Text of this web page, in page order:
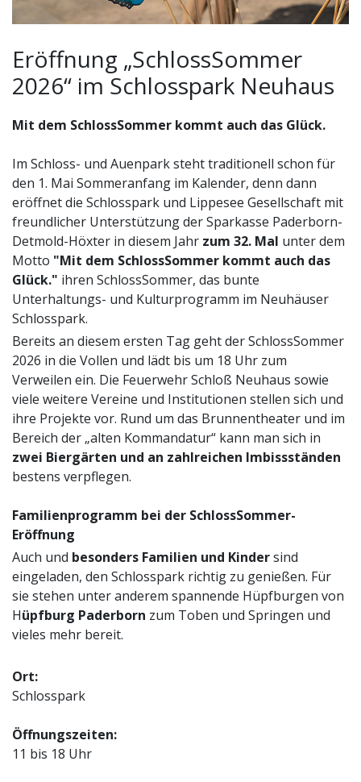
Eröffnung „SchlossSommer
2026“ im Schlosspark Neuhaus
Mit dem SchlossSommer kommt auch das Glück.
Im Schloss- und Auenpark steht traditionell schon für
den 1. Mai Sommeranfang im Kalender, denn dann
eröffnet die Schlosspark und Lippesee Gesellschaft mit
freundlicher Unterstützung der Sparkasse Paderborn-
Detmold-Höxter in diesem Jahr zum 32. Mal unter dem
Motto "Mit dem SchlossSommer kommt auch das
Glück." ihren SchlossSommer, das bunte
Unterhaltungs- und Kulturprogramm im Neuhäuser
Schlosspark.
Bereits an diesem ersten Tag geht der SchlossSommer
2026 in die Vollen und lädt bis um 18 Uhr zum
Verweilen ein. Die Feuerwehr Schloß Neuhaus sowie
viele weitere Vereine und Institutionen stellen sich und
ihre Projekte vor. Rund um das Brunnentheater und im
Bereich der „alten Kommandatur“ kann man sich in
zwei Biergärten und an zahlreichen Imbissständen
bestens verpflegen.
Familienprogramm bei der SchlossSommer-
Eröffnung
Auch und besonders Familien und Kindersind
eingeladen, den Schlosspark richtig zu genießen. Für
sie stehen unter anderem spannende Hüpfburgen von
Hüpfburg Paderborn zum Toben und Springen und
vieles mehr bereit.
Ort:
Schlosspark
Öffnungszeiten:
11 bis 18 Uhr